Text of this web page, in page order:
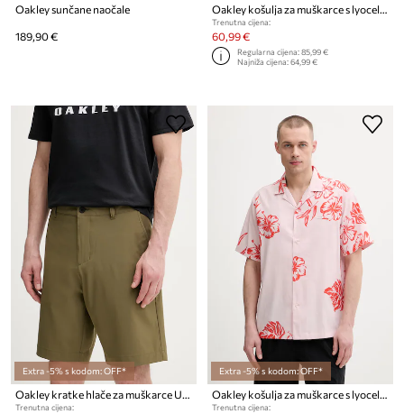
Oakley sunčane naočale
189,90 €
Trenutna cijena:
60,99 €
Regularna cijena:85,99 €
Najniža cijena:64,99 €
Extra -5% s kodom: OFF*
Oakley kratke hlače za muškarce UTILITY
Trenutna cijena:
Extra -5% s kodom: OFF*
Oakley košulja za muškarce s lyocellom HIBISCUS BREEZE
Trenutna cijena: